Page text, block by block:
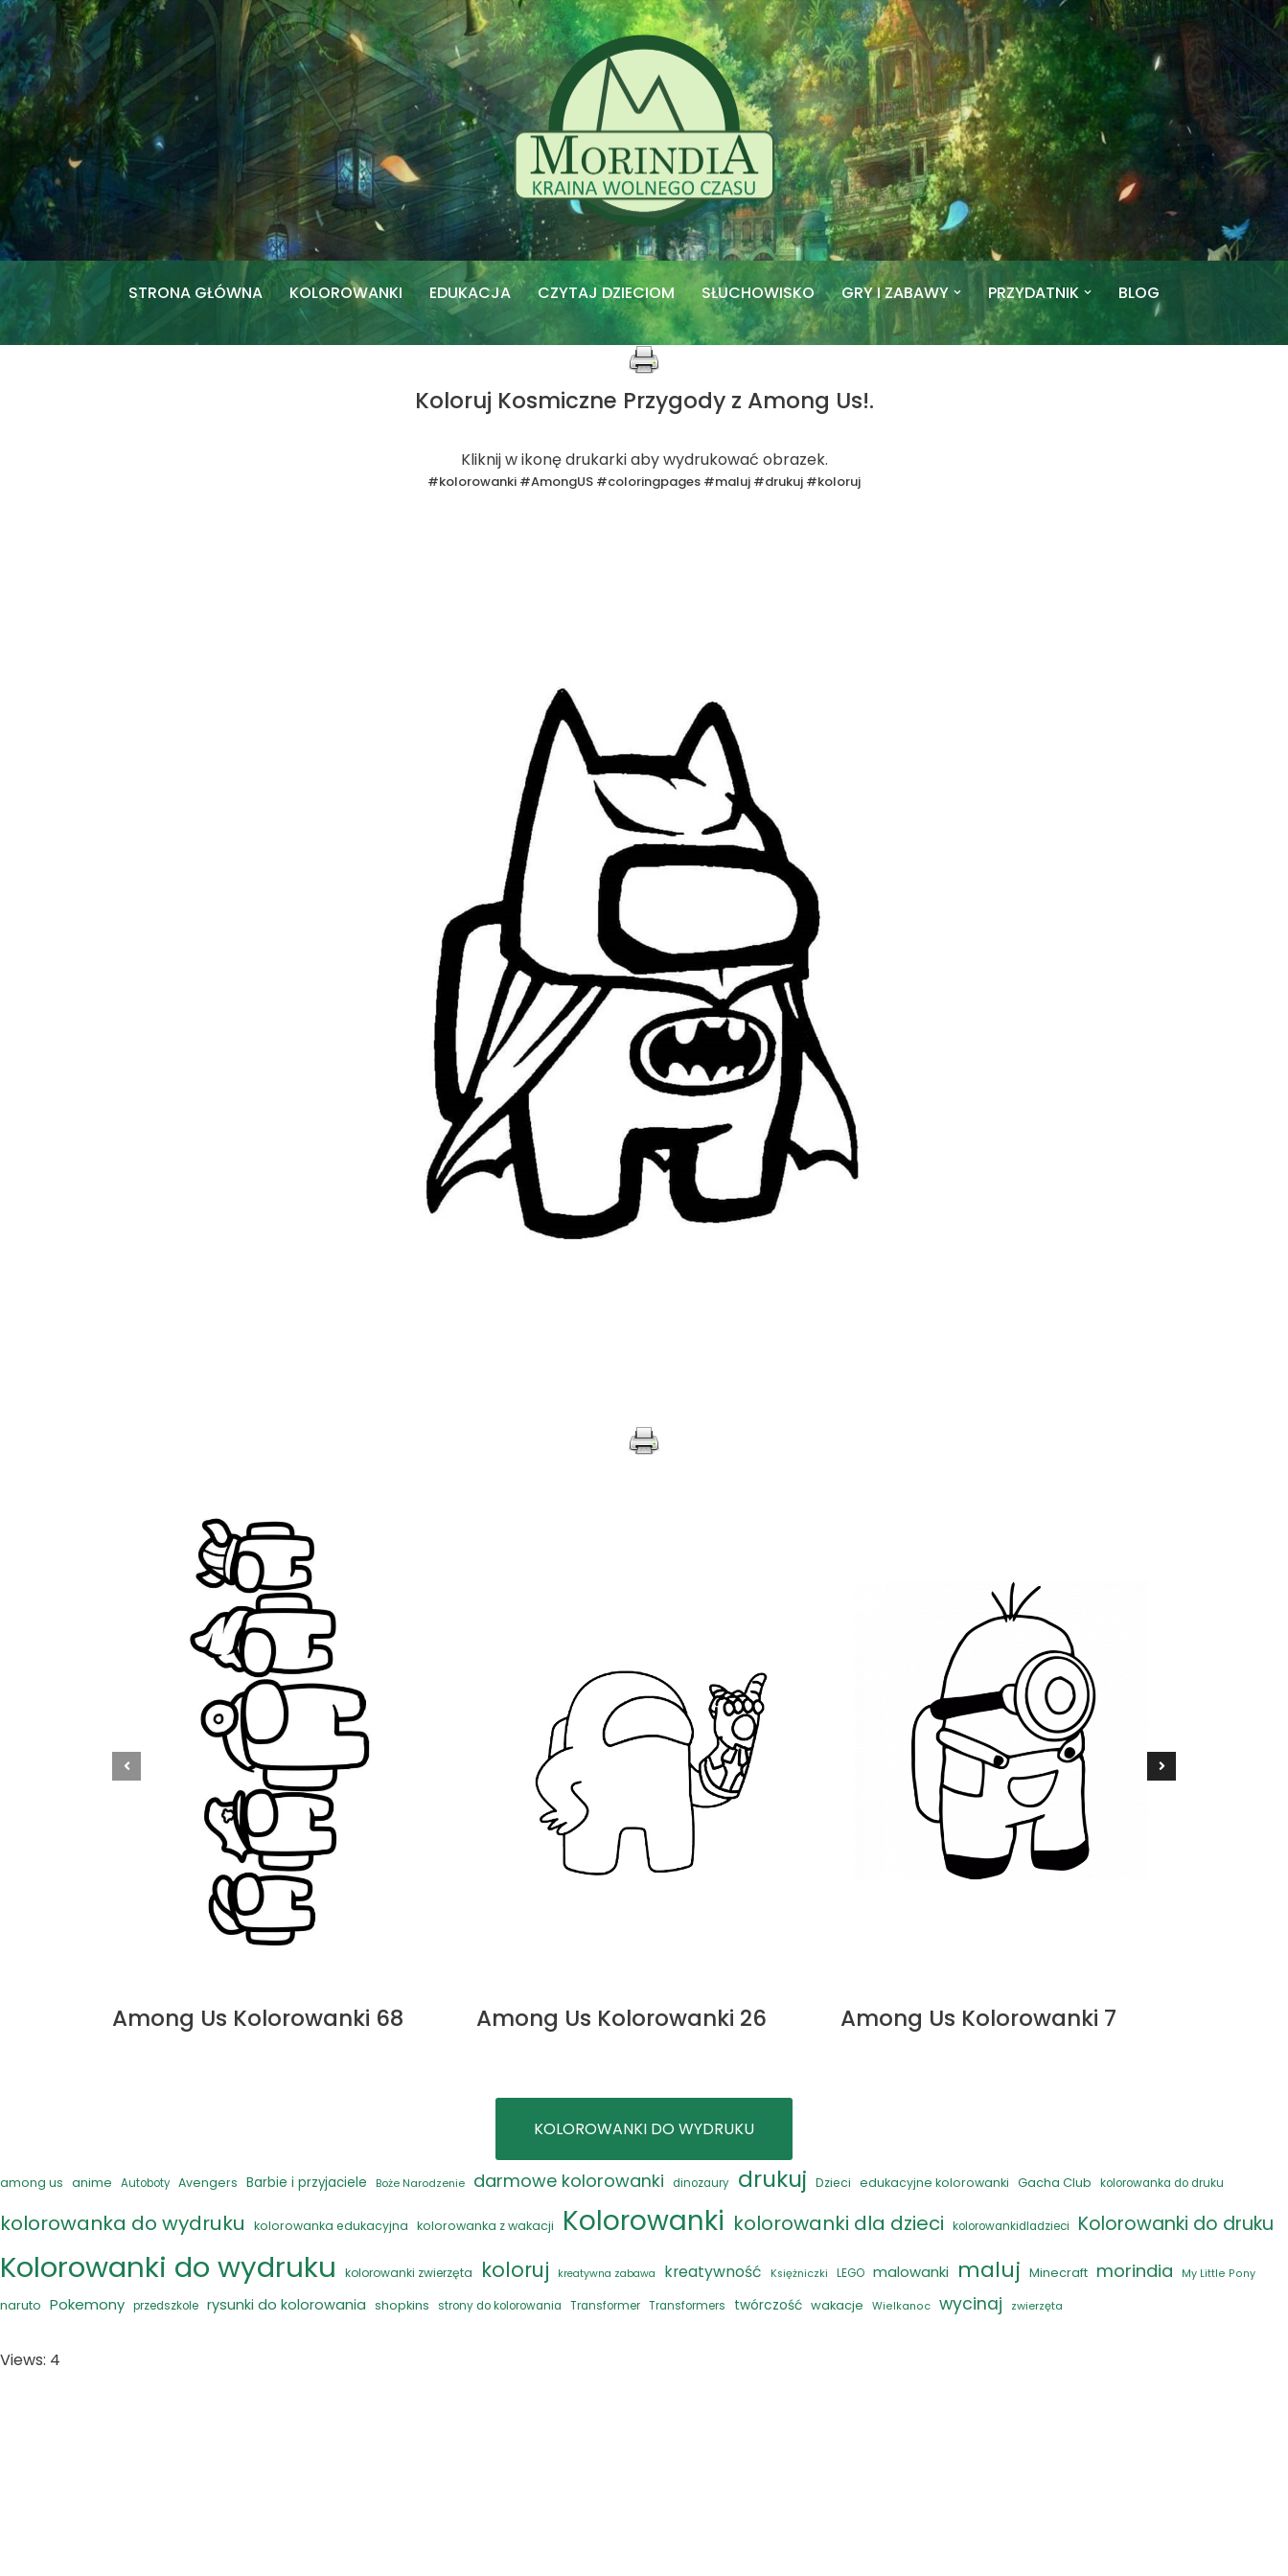
Przejdź
do
treści
STRONA GŁÓWNA KOLOROWANKI EDUKACJA CZYTAJ DZIECIOM SŁUCHOWISKO GRY I ZABAWY PRZYDATNIK BLOG
Koloruj Kosmiczne Przygody z Among Us!.
Kliknij w ikonę drukarki aby wydrukować obrazek.
#kolorowanki #AmongUS #coloringpages #maluj #drukuj #koloruj
Among Us Kolorowanki 68 Among Us Kolorowanki 26 Among Us Kolorowanki 7
KOLOROWANKI DO WYDRUKU
among us anime Autoboty Avengers Barbie i przyjaciele Boże Narodzenie darmowe kolorowanki dinozaury drukuj Dzieci edukacyjne kolorowanki Gacha Club kolorowanka do druku
kolorowanka do wydruku kolorowanka edukacyjna kolorowanka z wakacji Kolorowanki kolorowanki dla dzieci kolorowankidladzieci Kolorowanki do druku
Kolorowanki do wydruku kolorowanki zwierzęta koloruj kreatywna zabawa kreatywność Księżniczki LEGO malowanki maluj Minecraft morindia My Little Pony
naruto Pokemony przedszkole rysunki do kolorowania shopkins strony do kolorowania Transformer Transformers twórczość wakacje Wielkanoc wycinaj zwierzęta
Views: 4